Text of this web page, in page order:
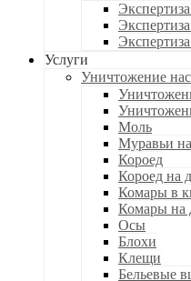
Услуги
Уничтожение
Моль
Муравьи
Короед
Короед на
Комары в
Комары на
Осы
Блохи
Клещи
Бельевые